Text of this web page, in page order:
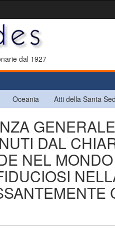
dal 1927
Oceania Atti della Santa
DAL
NEL